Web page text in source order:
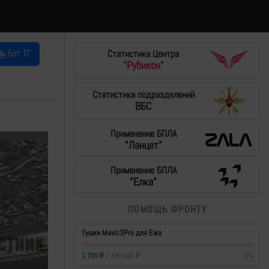
Бот ТГ
Статистика Центра
"Рубикон"
Статистика подразделений
ВБС
Применение БПЛА
"Ланцет"
Применение БПЛА
"Елка"
ПОМОЩЬ ФРОНТУ
Тушки Mavic3Pro для Ежа
1 700₽/ 430 000 ₽ 0%